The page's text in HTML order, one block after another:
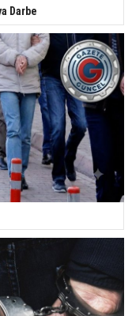
Darbe